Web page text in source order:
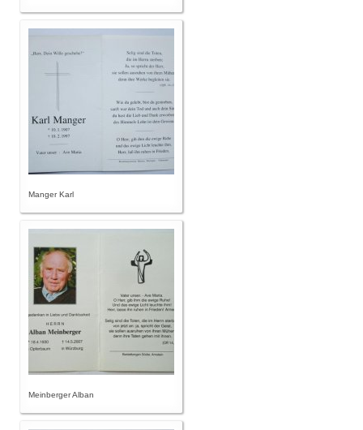
Manger Karl
Meinberger Alban